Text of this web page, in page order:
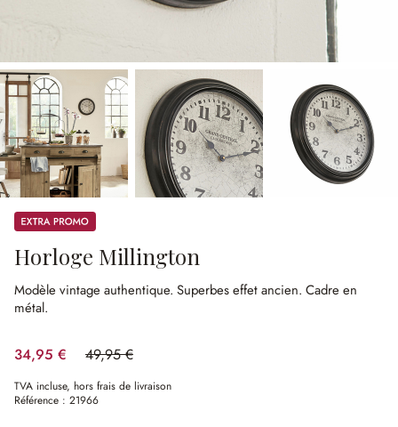
Promos
Horloge Millington
Modèle vintage authentique. Superbes effet ancien. Cadre en
métal.
34,95 € 49,95 €
(30.03%spared)
TVA incluse, hors frais de livraison
Référence : 21966